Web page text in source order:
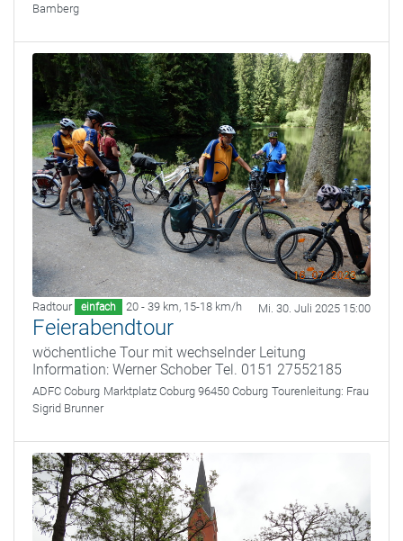
Bamberg
Radtour einfach 20 - 39 km, 15-18 km/h Mi. 30. Juli 2025 15:00
Feierabendtour
wöchentliche Tour mit wechselnder Leitung
Information: Werner Schober Tel. 0151 27552185
ADFC Coburg Marktplatz Coburg 96450 Coburg Tourenleitung: Frau
Sigrid Brunner